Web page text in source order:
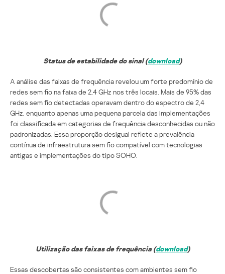
Status de estabilidade do sinal (download)
A análise das faixas de frequência revelou um forte predomínio de
redes sem fio na faixa de 2,4 GHz nos três locais. Mais de 95% das
redes sem fio detectadas operavam dentro do espectro de 2,4
GHz, enquanto apenas uma pequena parcela das implementações
foi classificada em categorias de frequência desconhecidas ou não
padronizadas. Essa proporção desigual reflete a prevalência
contínua de infraestrutura sem fio compatível com tecnologias
antigas e implementações do tipo SOHO.
Utilização das faixas de frequência (download)
Essas descobertas são consistentes com ambientes sem fio